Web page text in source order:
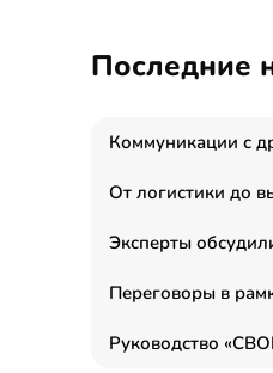
Последние